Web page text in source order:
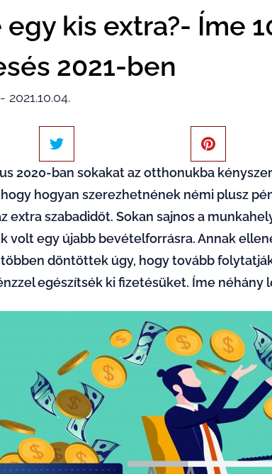
kis extra?- Íme
2021-ben
2020-ban sokakat az otthonukba
hogyan szerezhetnének némi plusz
extra szabadidőt. Sokan sajnos a
volt egy újabb bevételforrásra. Annak
döntöttek úgy, hogy tovább
egészítsék ki fizetésüket. Íme